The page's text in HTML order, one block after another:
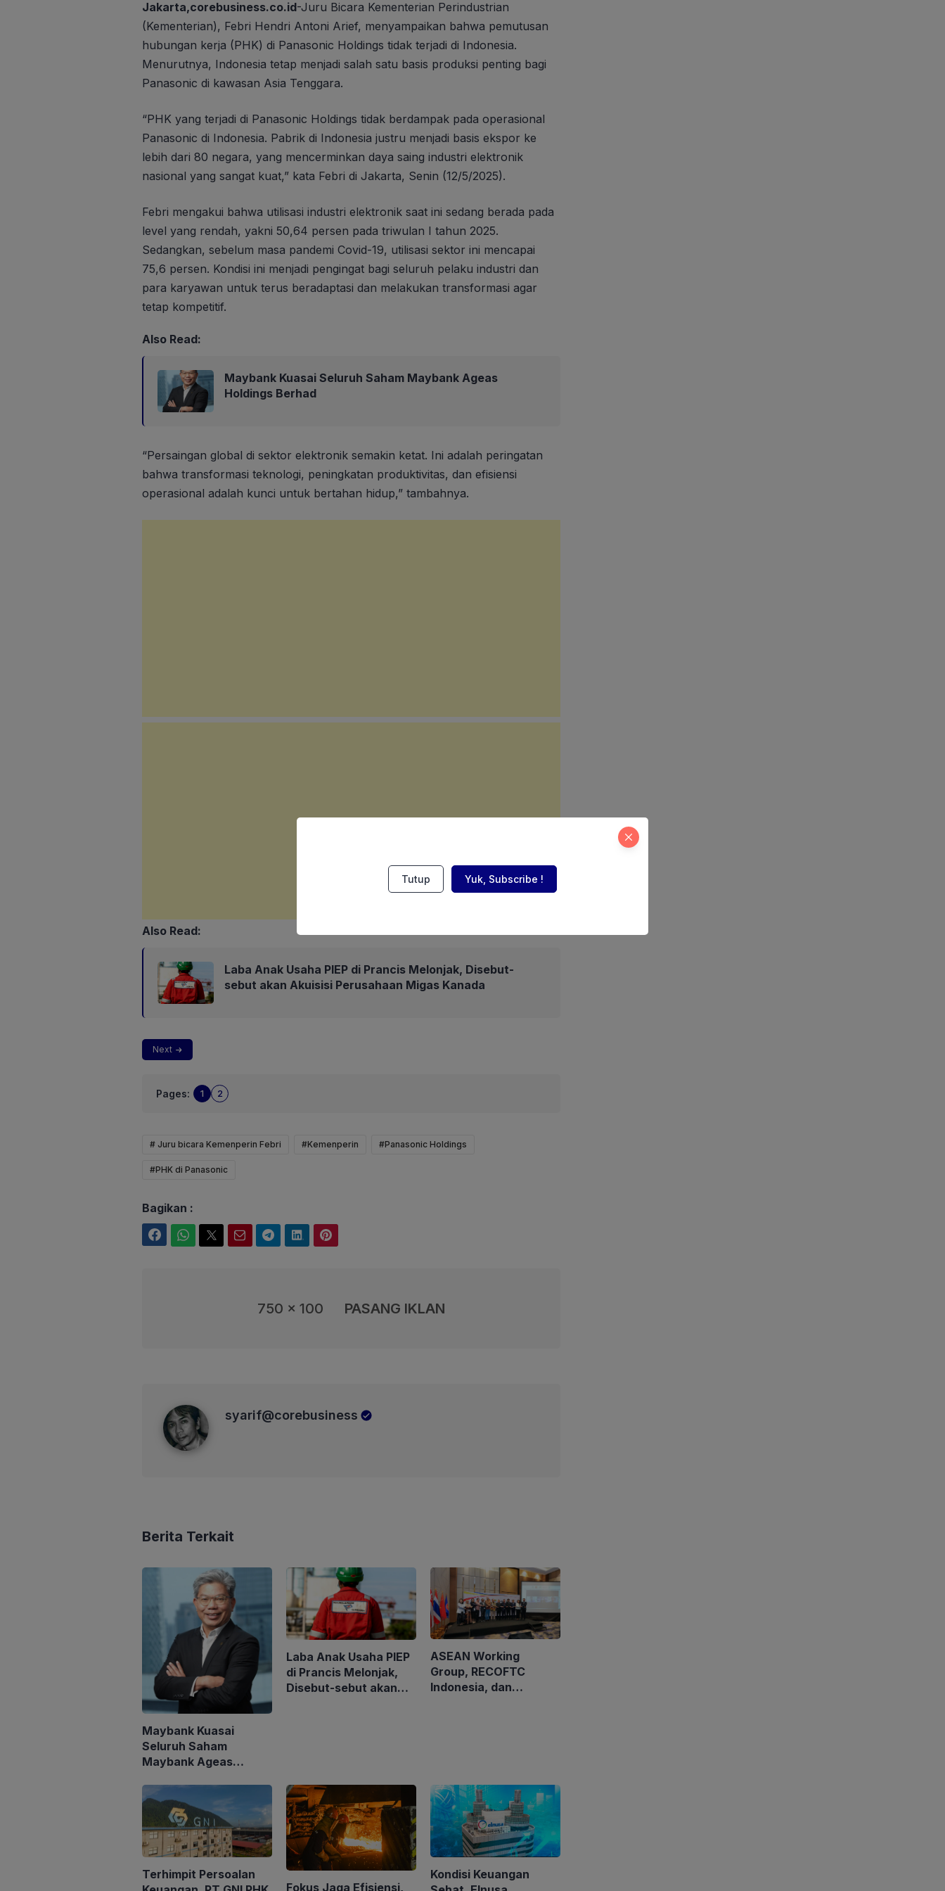
Jakarta,corebusiness.co.id-Juru Bicara Kementerian Perindustrian
(Kementerian), Febri Hendri Antoni Arief, menyampaikan bahwa pemutusan
hubungan kerja (PHK) di Panasonic Holdings tidak terjadi di Indonesia.
Menurutnya, Indonesia tetap menjadi salah satu basis produksi penting bagi
Panasonic di kawasan Asia Tenggara.
“PHK yang terjadi di Panasonic Holdings tidak berdampak pada operasional
Panasonic di Indonesia. Pabrik di Indonesia justru menjadi basis ekspor ke
lebih dari 80 negara, yang mencerminkan daya saing industri elektronik
nasional yang sangat kuat,” kata Febri di Jakarta, Senin (12/5/2025).
Febri mengakui bahwa utilisasi industri elektronik saat ini sedang berada pada
level yang rendah, yakni 50,64 persen pada triwulan I tahun 2025.
Sedangkan, sebelum masa pandemi Covid-19, utilisasi sektor ini mencapai
75,6 persen. Kondisi ini menjadi pengingat bagi seluruh pelaku industri dan
para karyawan untuk terus beradaptasi dan melakukan transformasi agar
tetap kompetitif.
Also Read:
Maybank Kuasai Seluruh Saham Maybank Ageas
Holdings Berhad
“Persaingan global di sektor elektronik semakin ketat. Ini adalah peringatan
bahwa transformasi teknologi, peningkatan produktivitas, dan efisiensi
operasional adalah kunci untuk bertahan hidup,” tambahnya.
Also Read:
Laba Anak Usaha PIEP di Prancis Melonjak, Disebut-
sebut akan Akuisisi Perusahaan Migas Kanada
Next
Pages: 1 2
# Juru bicara Kemenperin Febri #Kemenperin #Panasonic Holdings
#PHK di Panasonic
Bagikan :
750 x 100 PASANG IKLAN
syarif@corebusiness
Berita Terkait
Maybank Kuasai
Seluruh Saham
Maybank Ageas
Laba Anak Usaha PIEP
di Prancis Melonjak,
Disebut-sebut akan
ASEAN Working
Group, RECOFTC
Indonesia, dan
Terhimpit Persoalan
Fokus Jaga Efisiensi,
Kondisi Keuangan
Tutup Yuk, Subscribe !